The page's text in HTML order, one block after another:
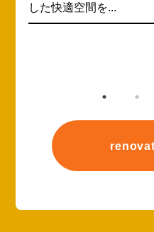
弟さんご夫婦も頻繁に
です。 リフォ...